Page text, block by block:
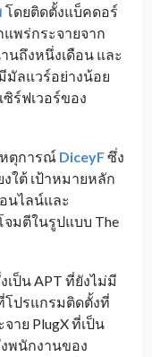
โดยติดตั้งแบ็คดอร์
พร่กระจายจาก
นถึงหนึ่งเดือน และ
มัลแวร์อย่างน้อย
ร์ฟเวอร์ของ
หตุการณ์ DiceyFซึ่ง
ใต้ เป้าหมายหลัก
นไลน์และ
มตีในรูปแบบ The
เป็น APT ที่ยังไม่มี
โปรแกรมติดตั้งที่
าย PlugX ที่เป็น
งพนักงานของ